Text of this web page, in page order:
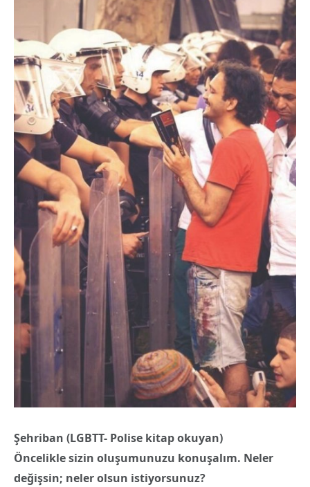
Şehriban (LGBTT- Polise kitap okuyan)
Öncelikle sizin oluşumunuzu konuşalım. Neler
değişsin; neler olsun istiyorsunuz?